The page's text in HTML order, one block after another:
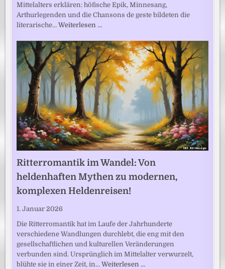
Mittelalters erklären: höfische Epik, Minnesang,
Arthurlegenden und die Chansons de geste bildeten die
literarische…Weiterlesen …
Ritterromantik im Wandel: Von
heldenhaften Mythen zu modernen,
komplexen Heldenreisen!
1. Januar 2026
Die Ritterromantik hat im Laufe der Jahrhunderte
verschiedene Wandlungen durchlebt, die eng mit den
gesellschaftlichen und kulturellen Veränderungen
verbunden sind. Ursprünglich im Mittelalter verwurzelt,
blühte sie in einer Zeit, in…Weiterlesen …